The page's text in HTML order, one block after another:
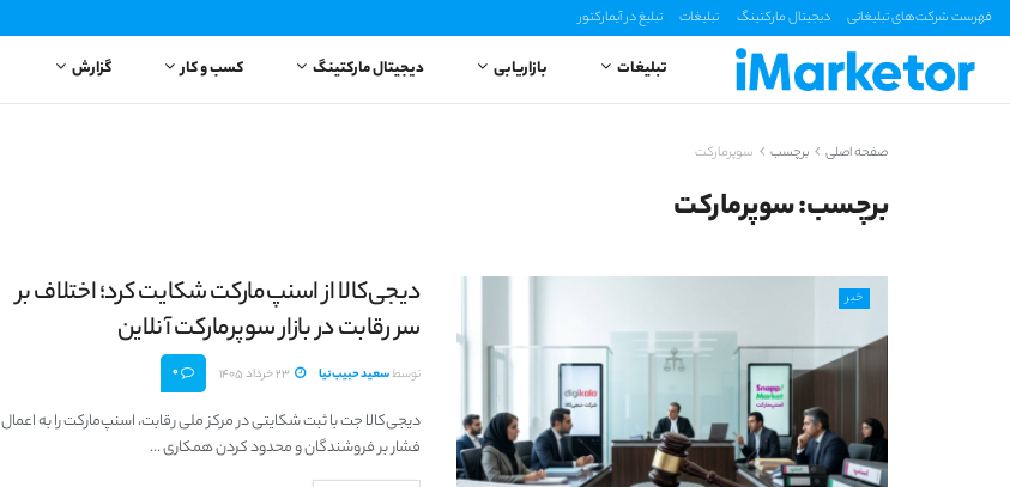
فهرست شرکت‌های تبلیغاتی دیجیتال مارکتینگ تبلیغات تبلیغ در آیمارکتور
تبلیغات بازاریابی دیجیتال مارکتینگ کسب و کار گزارش
صفحه اصلی برچسب سوپرمارکت
برچسب:سوپرمارکت
خبر
دیجی‌کالا از اسنپ‌مارکت شکایت کرد؛ اختلاف بر
سر رقابت در بازار سوپرمارکت آنلاین
توسطسعید حبیب‌نیا 0
دیجی‌کالا جت با ثبت شکایتی در مرکز ملی رقابت، اسنپ‌مارکت را به اعمال
فشار بر فروشندگان و محدود کردن همکاری ...